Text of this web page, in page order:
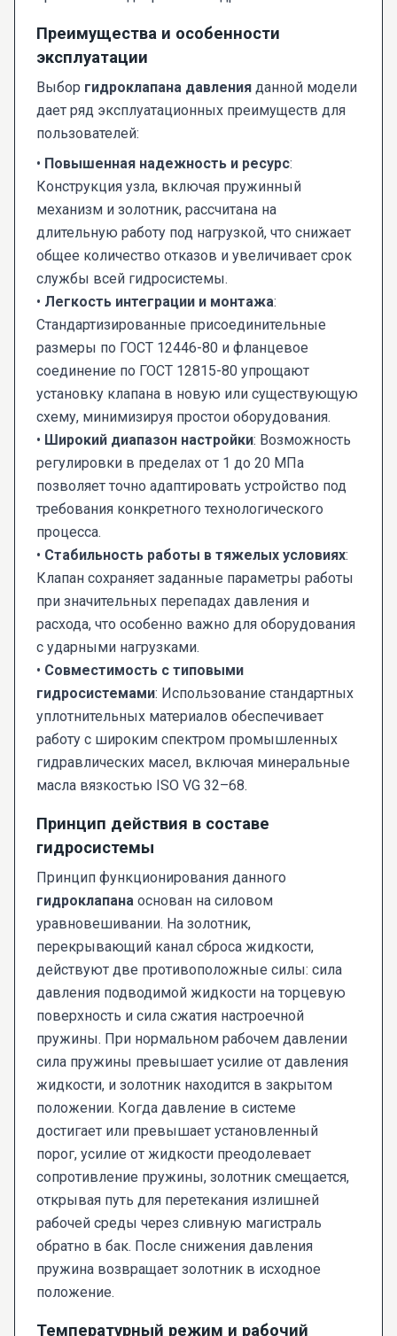
Преимущества и особенности
эксплуатации
Выбор гидроклапана давления данной модели
дает ряд эксплуатационных преимуществ для
пользователей:
• Повышенная надежность и ресурс:
Конструкция узла, включая пружинный
механизм и золотник, рассчитана на
длительную работу под нагрузкой, что снижает
общее количество отказов и увеличивает срок
службы всей гидросистемы.
• Легкость интеграции и монтажа:
Стандартизированные присоединительные
размеры по ГОСТ 12446-80 и фланцевое
соединение по ГОСТ 12815-80 упрощают
установку клапана в новую или существующую
схему, минимизируя простои оборудования.
• Широкий диапазон настройки: Возможность
регулировки в пределах от 1 до 20 МПа
позволяет точно адаптировать устройство под
требования конкретного технологического
процесса.
• Стабильность работы в тяжелых условиях:
Клапан сохраняет заданные параметры работы
при значительных перепадах давления и
расхода, что особенно важно для оборудования
с ударными нагрузками.
• Совместимость с типовыми
гидросистемами: Использование стандартных
уплотнительных материалов обеспечивает
работу с широким спектром промышленных
гидравлических масел, включая минеральные
масла вязкостью ISO VG 32–68.
Принцип действия в составе
гидросистемы
Принцип функционирования данного
гидроклапана основан на силовом
уравновешивании. На золотник,
перекрывающий канал сброса жидкости,
действуют две противоположные силы: сила
давления подводимой жидкости на торцевую
поверхность и сила сжатия настроечной
пружины. При нормальном рабочем давлении
сила пружины превышает усилие от давления
жидкости, и золотник находится в закрытом
положении. Когда давление в системе
достигает или превышает установленный
порог, усилие от жидкости преодолевает
сопротивление пружины, золотник смещается,
открывая путь для перетекания излишней
рабочей среды через сливную магистраль
обратно в бак. После снижения давления
пружина возвращает золотник в исходное
положение.
Температурный режим и рабочий